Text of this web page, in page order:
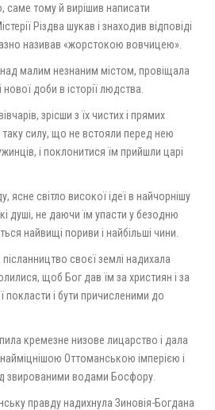
тому й вирішив написати
Різдва шукав і знаходив відповіді
називав «жорстокою вовчицею».
малим незнаним містом, провіщала
доби в історії людства.
зрісши з їх чистих і прямих
таку силу, що не встояли перед нею
і поклонитися їм прийшли царі
ясне світло високої ідеї в найчорнішу
душі, не даючи їм упасти у безодню
найвищі пориви і найбільші чини.
післанництво своєї землі надихала
щоб Бог дав їм за християн і за
покласти і бути причисленими до
кремезне низове лицарство і дала
Оттоманською імперією і
звированими водами Босфору.
правду надихнула Зиновія-Богдана